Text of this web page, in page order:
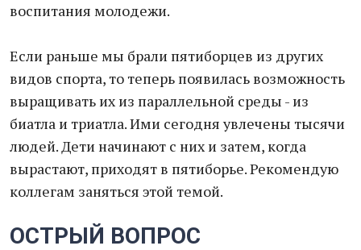
воспитания молодежи.
Если раньше мы брали пятиборцев из других
видов спорта, то теперь появилась возможность
выращивать их из параллельной среды - из
биатла и триатла. Ими сегодня увлечены тысячи
людей. Дети начинают с них и затем, когда
вырастают, приходят в пятиборье. Рекомендую
коллегам заняться этой темой.
ОСТРЫЙ ВОПРОС